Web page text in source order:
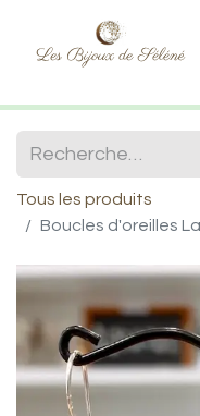
Tous les produits
Boucles d'oreilles